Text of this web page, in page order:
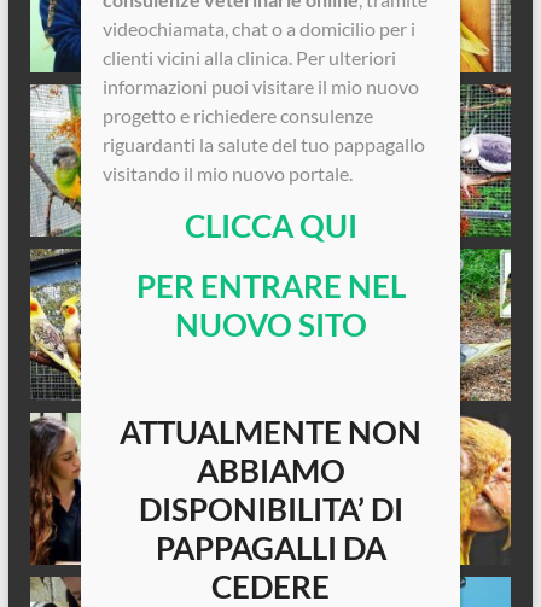
videochiamata, chat o a domicilio per i
clienti vicini alla clinica. Per ulteriori
informazioni puoi visitare il mio nuovo
progetto e richiedere consulenze
riguardanti la salute del tuo pappagallo
visitando il mio nuovo portale.
CLICCA QUI
PER ENTRARE NEL
NUOVO SITO
ATTUALMENTE NON
ABBIAMO
DISPONIBILITA’ DI
PAPPAGALLI DA
CEDERE